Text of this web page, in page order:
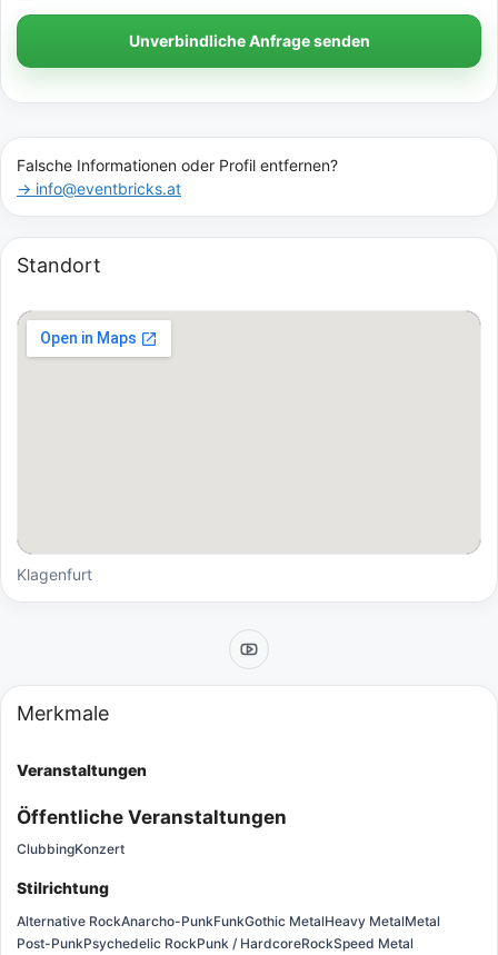
Unverbindliche Anfrage senden
Falsche Informationen oder Profil entfernen?
→ info@eventbricks.at
Standort
Klagenfurt
Merkmale
Veranstaltungen
Öffentliche Veranstaltungen
ClubbingKonzert
Stilrichtung
Alternative RockAnarcho-PunkFunkGothic MetalHeavy MetalMetal
Post-PunkPsychedelic RockPunk / HardcoreRockSpeed Metal